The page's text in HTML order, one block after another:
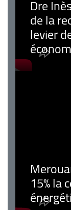
Dre
de la
levier
15% la